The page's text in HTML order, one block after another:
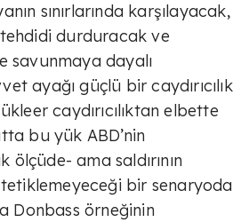
sınırlarında karşılayacak,
durduracak ve
savunmaya dayalı
ayağı güçlü bir caydırıcılık
caydırıcılıktan elbette
bu yük ABD’nin
ölçüde- ama saldırının
bir senaryoda
Donbass örneğinin